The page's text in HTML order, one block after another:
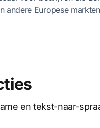
andere Europese
en tekst-naar-